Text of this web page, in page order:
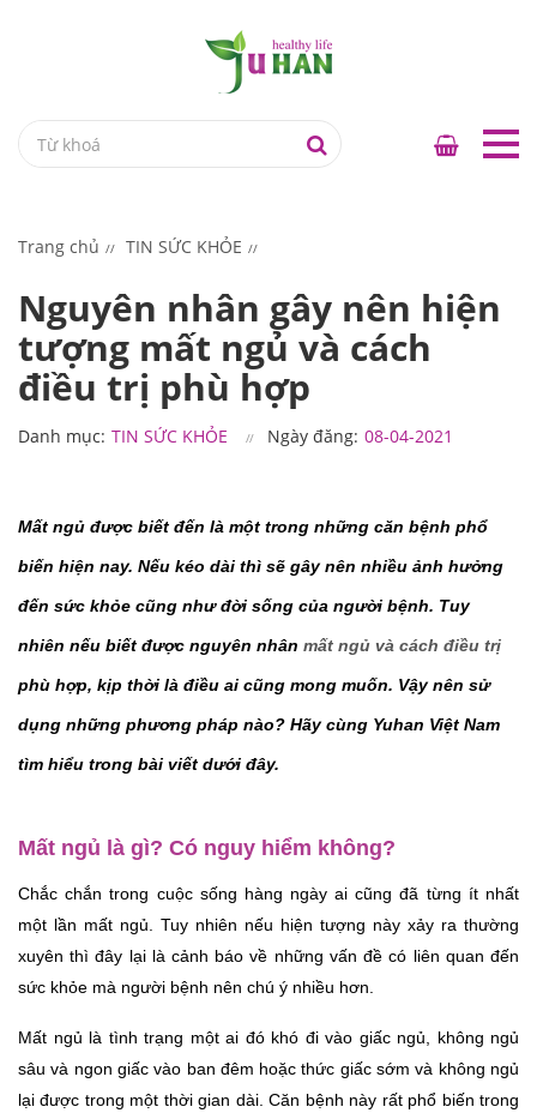
Trang chủ TIN SỨC KHỎE
Nguyên nhân gây nên hiện
tượng mất ngủ và cách
điều trị phù hợp
Danh mục: TIN SỨC KHỎE Ngày đăng: 08-04-2021
Mất ngủ được biết đến là một trong những căn bệnh phổ
biến hiện nay. Nếu kéo dài thì sẽ gây nên nhiều ảnh hưởng
đến sức khỏe cũng như đời sống của người bệnh. Tuy
nhiên nếu biết được nguyên nhân
phù hợp, kịp thời là điều ai cũng mong muốn. Vậy nên sử
dụng những phương pháp nào? Hãy cùng Yuhan Việt Nam
tìm hiểu trong bài viết dưới đây.
Mất ngủ là gì? Có nguy hiểm không?
Chắc chắn trong cuộc sống hàng ngày ai cũng đã từng ít nhất
một lần mất ngủ. Tuy nhiên nếu hiện tượng này xảy ra thường
xuyên thì đây lại là cảnh báo về những vấn đề có liên quan đến
sức khỏe mà người bệnh nên chú ý nhiều hơn.
Mất ngủ là tình trạng một ai đó khó đi vào giấc ngủ, không ngủ
sâu và ngon giấc vào ban đêm hoặc thức giấc sớm và không ngủ
lại được trong một thời gian dài. Căn bệnh này rất phổ biến trong